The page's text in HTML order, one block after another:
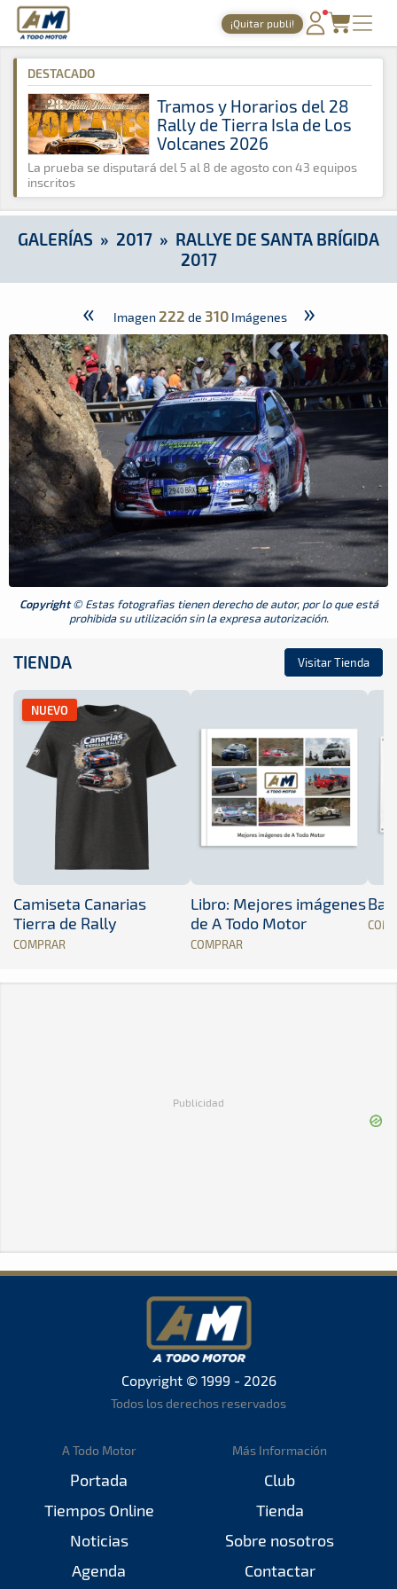
A Todo Motor · Revista del motor desde 1999
¡Quitar publi!
PORTADA
TIEMPOS ONLINE
NOTICIAS
AGENDA
GALERÍAS
TIENDA
A Todo Motor » Galerías » 2017 » Rallye de Santa Brígida 2017
DESTACADO
Tramos y Horarios del 28
Rally de Tierra Isla de Los
Volcanes 2026
La prueba se disputará del 5 al 8 de agosto con 43 equipos
inscritos
GALERÍAS » 2017 » RALLYE DE SANTA BRÍGIDA
2017
« Imagen 222 de 310Imágenes »
Copyright© Estas fotografias tienen derecho de autor, por lo que está
prohibida su utilización sin la expresa autorización.
TIENDA Visitar Tienda
NUEVO
Camiseta Canarias
Tierra de Rally
COMPRAR
Libro: Mejores imágenes
de A Todo Motor
COMPRAR
Publicidad
Copyright © 1999 - 2026
Todos los derechos reservados
A Todo Motor
Portada
Tiempos Online
Noticias
Agenda
Más Información
Club
Tienda
Sobre nosotros
Contactar